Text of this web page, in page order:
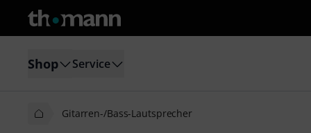
Shop Service
Gitarren-/Bass-Lautsprecher